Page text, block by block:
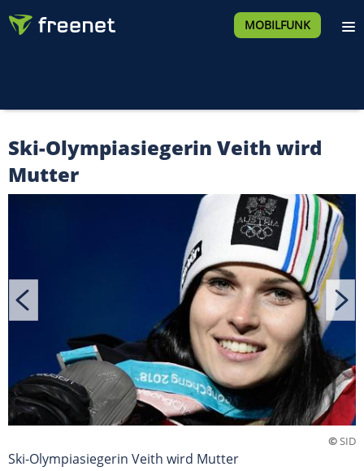
MOBILFUNK
Ski-Olympiasiegerin Veith wird
Mutter
©SID
Ski-Olympiasiegerin Veith wird Mutter